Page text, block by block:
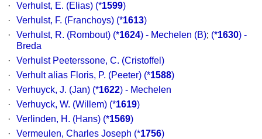
·
Verhulst, E. (Elias) (*1599)
·
Verhulst, F. (Franchoys) (*1613)
·
Verhulst, R. (Rombout) (*1624) - Mechelen (B); (*1630) -
Breda
·
Verhulst Peeterssone, C. (Cristoffel)
·
Verhult alias Floris, P. (Peeter) (*1588)
·
Verhuyck, J. (Jan) (*1622) - Mechelen
·
Verhuyck, W. (Willem) (*1619)
·
Verlinden, H. (Hans) (*1569)
·
Vermeulen, Charles Joseph (*1756)